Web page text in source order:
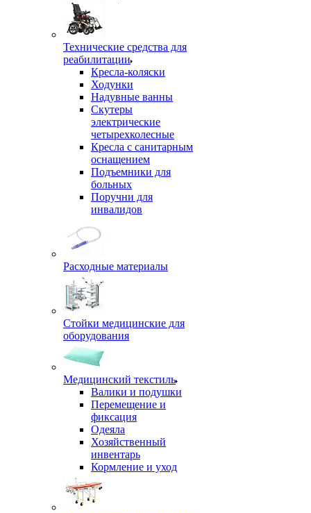
Технические средства для
реабилитации
Кресла-коляски
Ходунки
Надувные ванны
Скутеры
электрические
четырехколесные
Кресла с санитарным
оснащением
Подъемники для
больных
Поручни для
инвалидов
Расходные материалы
Стойки медицинские для
оборудования
Медицинский текстиль
Валики и подушки
Перемещение и
фиксация
Одеяла
Хозяйственный
инвентарь
Кормление и уход